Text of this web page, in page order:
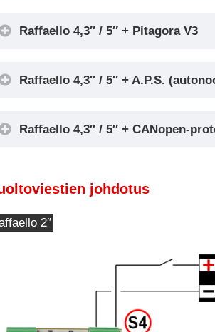
Raffaello 4,3″ / 5″ + Pitagora V3
Raffaello 4,3″ / 5″ + A.P.S.
Raffaello 4,3″ / 5″ + CANopen-
johdotus
2″